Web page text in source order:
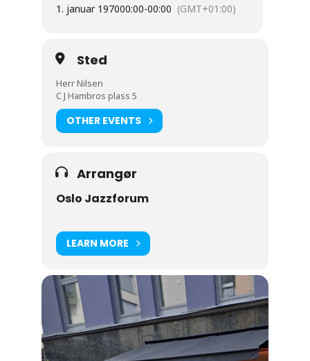
1. januar 197000:00-00:00 (GMT+01:00)
Sted
Herr Nilsen
C J Hambros plass 5
OTHER EVENTS
Arrangør
Oslo Jazzforum
LEARN MORE